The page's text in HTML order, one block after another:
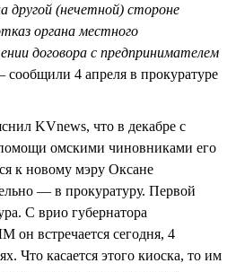
другой (нечетной) стороне
органа местного
договора с предпринимателем
сообщили 4 апреля в прокуратуре
KVnews, что в декабре с
омскими чиновниками его
к новому мэру Оксане
— в прокуратуру. Первой
С врио губернатора
встречается сегодня, 4
Что касается этого киоска, то им